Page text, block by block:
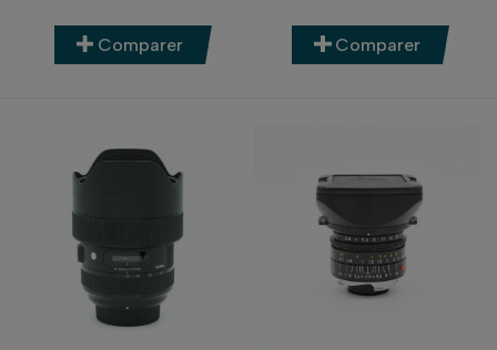
Comparer Comparer